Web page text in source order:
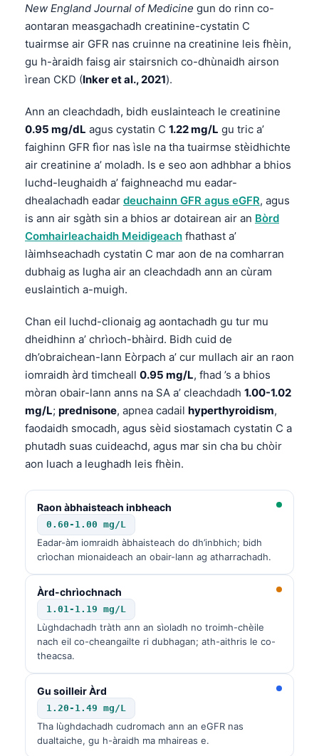
New England Journal of Medicine gun do rinn co-
aontaran measgachadh creatinine-cystatin C
tuairmse air GFR nas cruinne na creatinine leis fhèin,
gu h-àraidh faisg air stairsnich co-dhùnaidh airson
ìrean CKD (Inker et al., 2021).
Ann an cleachdadh, bidh euslainteach le creatinine
0.95 mg/dL agus cystatin C 1.22 mg/L gu tric a’
faighinn GFR fìor nas ìsle na tha tuairmse stèidhichte
air creatinine a’ moladh. Is e seo aon adhbhar a bhios
luchd-leughaidh a’ faighneachd mu eadar-
dhealachadh eadar deuchainn GFR agus eGFR, agus
is ann air sgàth sin a bhios ar dotairean air an Bòrd
Comhairleachaidh Meidigeach fhathast a’
làimhseachadh cystatin C mar aon de na comharran
dubhaig as lugha air an cleachdadh ann an cùram
euslaintich a-muigh.
Chan eil luchd-clionaig ag aontachadh gu tur mu
dheidhinn a’ chrìoch-bhàird. Bidh cuid de
dh’obraichean-lann Eòrpach a’ cur mullach air an raon
iomraidh àrd timcheall 0.95 mg/L, fhad ’s a bhios
mòran obair-lann anns na SA a’ cleachdadh 1.00-1.02
mg/L; prednisone, apnea cadail hyperthyroidism,
faodaidh smocadh, agus sèid siostamach cystatin C a
phutadh suas cuideachd, agus mar sin cha bu chòir
aon luach a leughadh leis fhèin.
Raon àbhaisteach inbheach
0.60-1.00 mg/L
Eadar-àm iomraidh àbhaisteach do dh’inbhich; bidh
crìochan mionaideach an obair-lann ag atharrachadh.
Àrd-chrìochnach
1.01-1.19 mg/L
Lùghdachadh tràth ann an sìoladh no troimh-chèile
nach eil co-cheangailte ri dubhagan; ath-aithris le co-
theacsa.
Gu soilleir Àrd
1.20-1.49 mg/L
Tha lùghdachadh cudromach ann an eGFR nas
dualtaiche, gu h-àraidh ma mhaireas e.